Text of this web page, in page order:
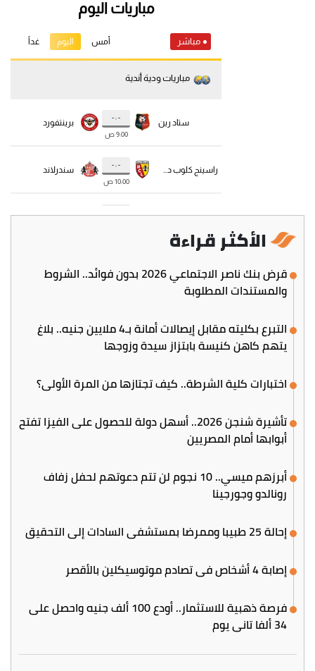
الأكثر قراءة
قرض بنك ناصر الاجتماعي 2026 بدون فوائد.. الشروط
والمستندات المطلوبة
التبرع بكليته مقابل إيصالات أمانة بـ4 ملايين جنيه.. بلاغ
يتهم كاهن كنيسة بابتزاز سيدة وزوجها
اختبارات كلية الشرطة.. كيف تجتازها من المرة الأولى؟
تأشيرة شنجن 2026.. أسهل دولة للحصول على الفيزا تفتح
أبوابها أمام المصريين
أبرزهم ميسي.. 10 نجوم لن تتم دعوتهم لحفل زفاف
رونالدو وجورجينا
إحالة 25 طبيبا وممرضا بمستشفى السادات إلى التحقيق
إصابة 4 أشخاص في تصادم موتوسيكلين بالأقصر
فرصة ذهبية للاستثمار.. أودع 100 ألف جنيه واحصل على
34 ألفا تاني يوم